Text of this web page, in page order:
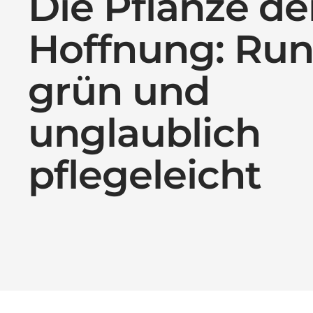
Hoffnung:
grün und
unglaublich
pflegeleicht